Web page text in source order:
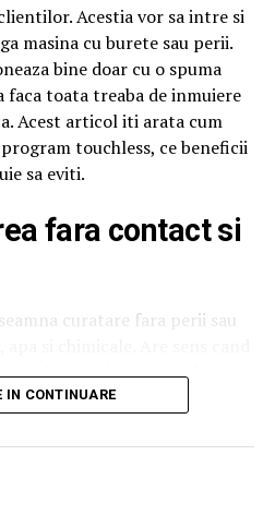
programată pentru
Acestia vor sa intre si
masina cu burete sau perii.
bine doar cu o spuma
faca toata treaba de inmuiere
Acest articol iti arata cum
touchless, ce beneficii
sa eviti.
fara contact si
curatare fara perii sau
masinile au suprafete
este foarte mare si nu ai timp
caz in care touchless
o spalatorie medie,
si un program cu perii
IN CONTINUARE